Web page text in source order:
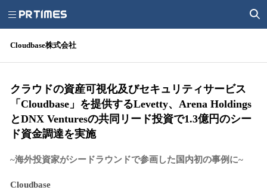
Cloudbase株式会社
クラウドの資産可視化及びセキュリティサービス
「Cloudbase」を提供するLevetty、Arena Holdings
とDNX Venturesの共同リード投資で1.3億円のシー
ド資金調達を実施
~海外投資家がシードラウンドで参画した国内初の事例に~
Cloudbase